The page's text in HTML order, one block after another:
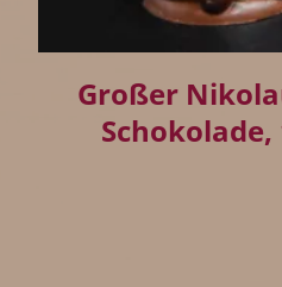
Großer
Schokolade,